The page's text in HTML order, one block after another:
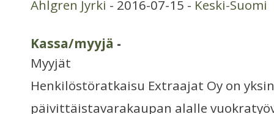
Ahlgren Jyrki - 2016-07-15 - Keski-Suomi
Kassa/myyjä -
Myyjät
Henkilöstöratkaisu Extraajat Oy on
päivittäistavarakaupan alalle